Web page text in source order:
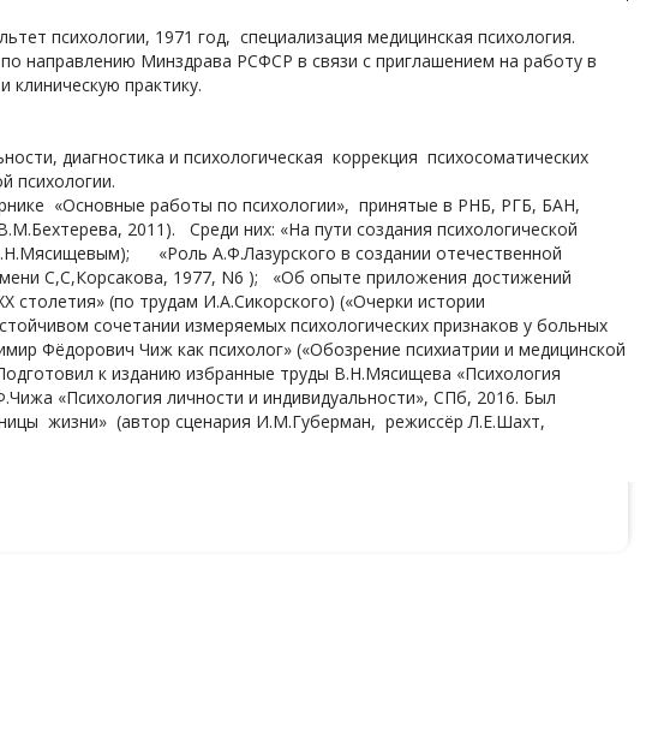
психологии, 1971 год, специализация медицинская психология.
направлению Минздрава РСФСР в связи с приглашением на работу в
практику.
диагностика и психологическая коррекция психосоматических
психологии.
«Основные работы по психологии», принятые в РНБ, РГБ, БАН,
2011). Среди них: «На пути создания психологической
«Роль А.Ф.Лазурского в создании отечественной
С,С,Корсакова, 1977, N6 ); «Об опыте приложения достижений
столетия» (по трудам И.А.Сикорского) («Очерки истории
сочетании измеряемых психологических признаков у больных
Чиж как психолог» («Обозрение психиатрии и медицинской
к изданию избранные труды В.Н.Мясищева «Психология
«Психология личности и индивидуальности», СПб, 2016. Был
жизни» (автор сценария И.М.Губерман, режиссёр Л.Е.Шахт,